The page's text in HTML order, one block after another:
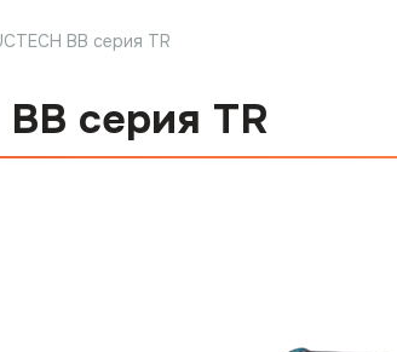
ВВ серия TR
ВВ серия TR